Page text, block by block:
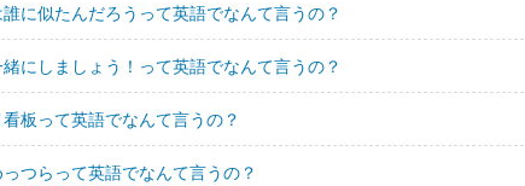
に似たんだろうって英語でなんて言うの？
にしましょう！って英語でなんて言うの？
板って英語でなんて言うの？
っつらって英語でなんて言うの？